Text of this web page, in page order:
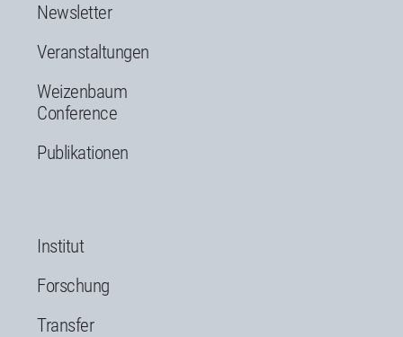
Newsletter
Veranstaltungen
Weizenbaum
Conference
Publikationen
Institut
Forschung
Transfer